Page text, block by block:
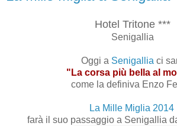
Hotel Tritone ***
Senigallia
Oggi a Senigallia ci
"La corsa più bella al
come la definiva Enzo
La Mille Miglia 2014
farà il suo passaggio a Senigallia